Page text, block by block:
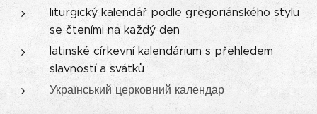
liturgický kalendář podle gregoriánského stylu
se čteními na každý den
latinské církevní kalendárium s přehledem
slavností a svátků
Український церковний календар